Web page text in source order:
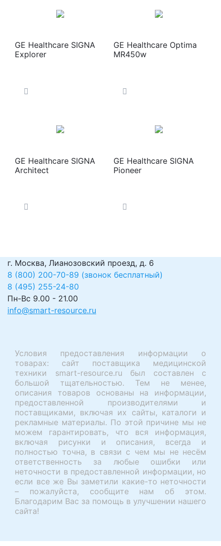
GE Healthcare SIGNA
Explorer
GE Healthcare Optima
MR450w
GE Healthcare SIGNA
Architect
GE Healthcare SIGNA
Pioneer
г. Москва, Лианозовский проезд, д. 6
8 (800) 200-70-89 (звонок бесплатный)
8 (495) 255-24-80
Пн-Вс 9.00 - 21.00
info@smart-resource.ru
Условия предоставления информации о
товарах: сайт поставщика медицинской
техники smart-resource.ru был составлен с
большой тщательностью. Тем не менее,
описания товаров основаны на информации,
предоставленной производителями и
поставщиками, включая их сайты, каталоги и
рекламные материалы. По этой причине мы не
можем гарантировать, что вся информация,
включая рисунки и описания, всегда и
полностью точна, в связи с чем мы не несём
ответственность за любые ошибки или
неточности в предоставленной информации, но
если все же Вы заметили какие-то неточности
– пожалуйста, сообщите нам об этом.
Благодарим Вас за помощь в улучшении нашего
сайта!